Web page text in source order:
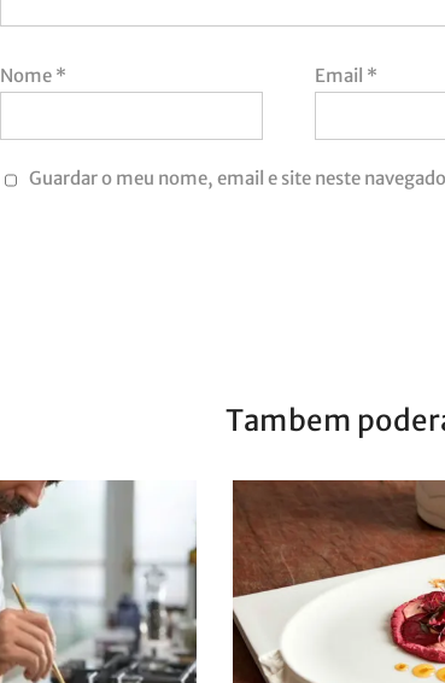
Nome * Email *
Guardar o meu nome, email e site neste
Tambem